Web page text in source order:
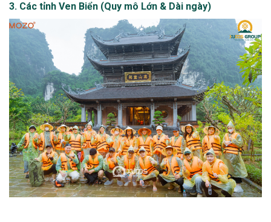
3. Các tỉnh Ven Biển (Quy mô Lớn & Dài ngày)